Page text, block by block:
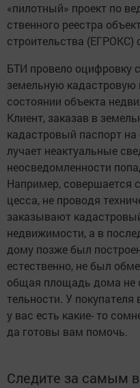
«пилотный» проект по
ственного реестра
строительства (ЕГРОКС)
БТИ провело оцифровку
земельную
состо­янии объекта
Клиент, заказав в
кадастровый паспорт
лучает неактуальные
неосведомленности
Например, со­вершается
цесса, не проводя
заказывают
недвижимости, а в
дому позже был
естественно, не был
общая пло­щадь дома не
тельности. У
у вас есть какие- то
да готовы вам помочь.
Следите за самым